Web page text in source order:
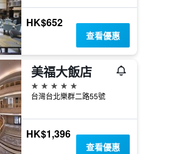
HK$652
查看優惠
美福大飯店
5星級
台灣台北樂群二路55號
HK$1,396
查看優惠